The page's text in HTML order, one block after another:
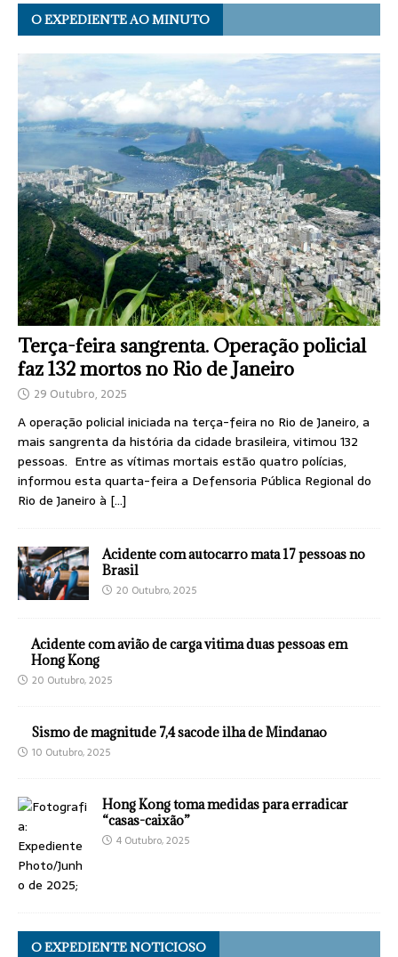
O EXPEDIENTE AO MINUTO
Terça-feira sangrenta. Operação policial
faz 132 mortos no Rio de Janeiro
29 Outubro, 2025
A operação policial iniciada na terça-feira no Rio de Janeiro, a
mais sangrenta da história da cidade brasileira, vitimou 132
pessoas. Entre as vítimas mortais estão quatro polícias,
informou esta quarta-feira a Defensoria Pública Regional do
Rio de Janeiro à […]
Acidente com autocarro mata 17 pessoas no
Brasil
20 Outubro, 2025
Acidente com avião de carga vitima duas pessoas em
Hong Kong
20 Outubro, 2025
Sismo de magnitude 7,4 sacode ilha de Mindanao
10 Outubro, 2025
Hong Kong toma medidas para erradicar
“casas-caixão”
4 Outubro, 2025
O EXPEDIENTE NOTICIOSO